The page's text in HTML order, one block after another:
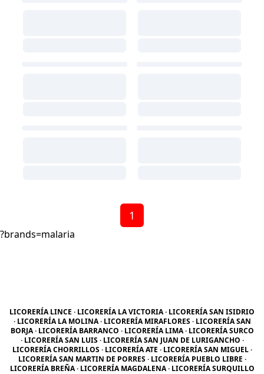
1
?brands=malaria
LICORERÍA LINCE · LICORERÍA LA VICTORIA · LICORERÍA SAN ISIDRIO
· LICORERÍA LA MOLINA · LICORERÍA MIRAFLORES · LICORERÍA SAN
BORJA · LICORERÍA BARRANCO · LICORERÍA LIMA · LICORERÍA SURCO
· LICORERÍA SAN LUIS · LICORERÍA SAN JUAN DE LURIGANCHO ·
LICORERÍA CHORRILLOS · LICORERÍA ATE · LICORERÍA SAN MIGUEL ·
LICORERÍA SAN MARTIN DE PORRES · LICORERÍA PUEBLO LIBRE ·
LICORERÍA BREÑA · LICORERÍA MAGDALENA · LICORERÍA SURQUILLO